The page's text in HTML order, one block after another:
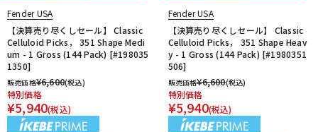
Fender USA
【決算売り尽くしセール】 Classic
Celluloid Picks， 351 Shape Medi
um - 1 Gross (144 Pack) [#198035
1350]
販売価格¥6,600(税込)
特別価格
¥5,940(税込)
Fender USA
【決算売り尽くしセール】 Classic
Celluloid Picks， 351 Shape Heav
y - 1 Gross (144 Pack) [#1980351
506]
販売価格¥6,600(税込)
特別価格
¥5,940(税込)